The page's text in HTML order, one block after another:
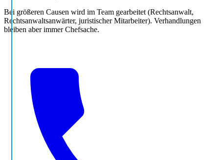
Bei größeren Causen wird im Team gearbeitet (Rechtsanwalt,
Rechtsanwaltsanwärter, juristischer Mitarbeiter). Verhandlungen
bleiben aber immer Chefsache.